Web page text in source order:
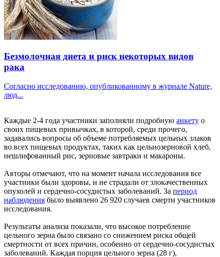
Безмолочная диета и риск некоторых видов
рака
Согласно исследованию, опубликованному в журнале Nature,
люд...
Каждые 2-4 года участники заполняли подробную анкету о
своих пищевых привычках, в которой, среди прочего,
задавались вопросы об объеме потребляемых цельных злаков
во всех пищевых продуктах, таких как цельнозерновой хлеб,
нешлифованный рис, зерновые завтраки и макароны.
Авторы отмечают, что на момент начала исследования все
участники были здоровы, и не страдали от злокачественных
опухолей и сердечно-сосудистых заболеваний. За период
наблюдения было выявлено 26 920 случаев смерти участников
исследования.
Результаты анализа показали, что высокое потребление
цельного зерна было связано со снижением риска общей
смертности от всех причин, особенно от сердечно-сосудистых
заболеваний. Каждая порция цельного зерна (28 г),